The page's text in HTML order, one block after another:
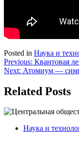
Posted in Наука и
Навигация
по
записям
Previous: Квантовая
Next: Атомиум —
Related Posts
Наука и